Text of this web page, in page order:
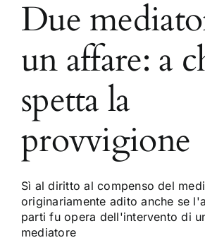
Due
un affare: a
spetta la
provvigione
Sì al diritto al compenso del
originariamente adito anche se
parti fu opera dell'intervento di
mediatore